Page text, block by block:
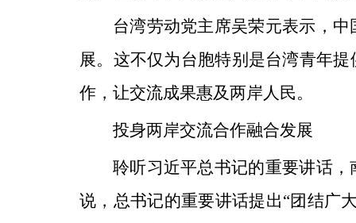
台湾劳动党主席吴荣元表示，
展。这不仅为台胞特别是台湾青年
作，让交流成果惠及两岸人民。
投身两岸交流合作融合发展
聆听习近平总书记的重要讲话
说，总书记的重要讲话提出“团结广